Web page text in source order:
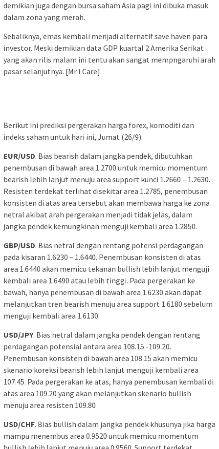
demikian juga dengan bursa saham Asia pagi ini dibuka masuk
dalam zona yang merah.
Sebaliknya, emas kembali menjadi alternatif save haven para
investor. Meski demikian data GDP kuartal 2 Amerika Serikat
yang akan rilis malam ini tentu akan sangat mempngaruhi arah
pasar selanjutnya. [Mr I Care]
Berikut ini prediksi pergerakan harga forex, komoditi dan
indeks saham untuk hari ini, Jumat (26/9).
EUR/USD. Bias bearish dalam jangka pendek, dibutuhkan
penembusan di bawah area 1.2700 untuk memicu momentum
bearish lebih lanjut menuju area support kunci 1.2660 – 1.2630.
Resisten terdekat terlihat disekitar area 1.2785, penembusan
konsisten di atas area tersebut akan membawa harga ke zona
netral akibat arah pergerakan menjadi tidak jelas, dalam
jangka pendek kemungkinan menguji kembali area 1.2850.
GBP/USD. Bias netral dengan rentang potensi perdagangan
pada kisaran 1.6230 – 1.6440. Penembusan konsisten di atas
area 1.6440 akan memicu tekanan bullish lebih lanjut menguji
kembali area 1.6490 atau lebih tinggi. Pada pergerakan ke
bawah, hanya penembusan di bawah area 1.6230 akan dapat
melanjutkan tren bearish menuju area support 1.6180 sebelum
menguji kembali area 1.6130.
USD/JPY. Bias netral dalam jangka pendek dengan rentang
perdagangan potensial antara area 108.15 -109.20.
Penembusan konsisten di bawah area 108.15 akan memicu
skenario koreksi bearish lebih lanjut menguji kembali area
107.45. Pada pergerakan ke atas, hanya penembusan kembali di
atas area 109.20 yang akan melanjutkan skenario bullish
menuju area resisten 109.80
USD/CHF. Bias bullish dalam jangka pendek khusunya jika harga
mampu menembus area 0.9520 untuk memicu momentum